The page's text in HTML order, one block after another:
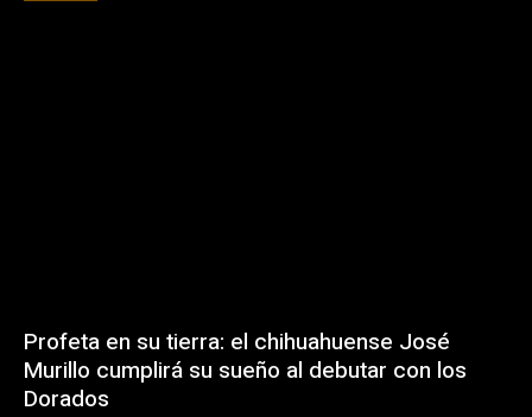
Profeta en su tierra: el chihuahuense José
Murillo cumplirá su sueño al debutar con los
Dorados